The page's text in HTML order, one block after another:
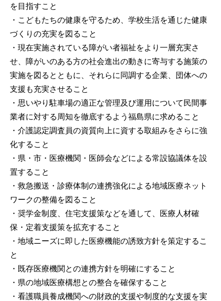
を目指すこと
・こどもたちの健康を守るため、学校生活を通じた健康
づくりの充実を図ること
・現在実施されている障がい者福祉をより一層充実さ
せ、障がいのある方の社会進出の動きに寄与する施策の
実施を図るとともに、それらに同調する企業、団体への
支援も充実させること
・思いやり駐車場の適正な管理及び運用について民間事
業者に対する周知を徹底するよう福島県に求めること
・介護認定調査員の資質向上に資する取組みをさらに強
化すること
・県・市・医療機関・医師会などによる常設協議体を設
置すること
・救急搬送・診療体制の連携強化による地域医療ネット
ワークの整備を図ること
・奨学金制度、住宅支援策などを通して、医療人材確
保・定着支援策を拡充すること
・地域ニーズに即した医療機能の誘致方針を策定するこ
と
・既存医療機関との連携方針を明確にすること
・県の地域医療構想との整合を確保すること
・看護職員養成機関への財政的支援や制度的な支援を実